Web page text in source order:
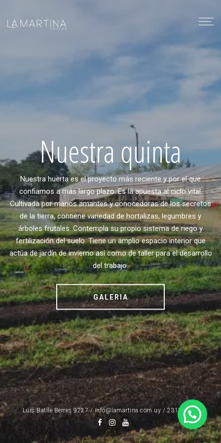
Nuestra quinta
Nuestra huerta es el proyecto más reciente y por el que
confiamos a más largo plazo. Es la apuesta al ciclo vital.
Cultivada por manos amantes y conocedoras de los secretos
de la tierra, contiene variedad de hortalizas, legumbres y
árboles frutales. Contempla su propio sistema de riego y
fertilización del suelo. Tiene un amplio espacio interior que
actúa de jardín de invierno así como de taller para el desarrollo
del trabajo.
GALERIA
Luis Batlle Berres 9227 / info@lamartina.com.uy / 2315 0421